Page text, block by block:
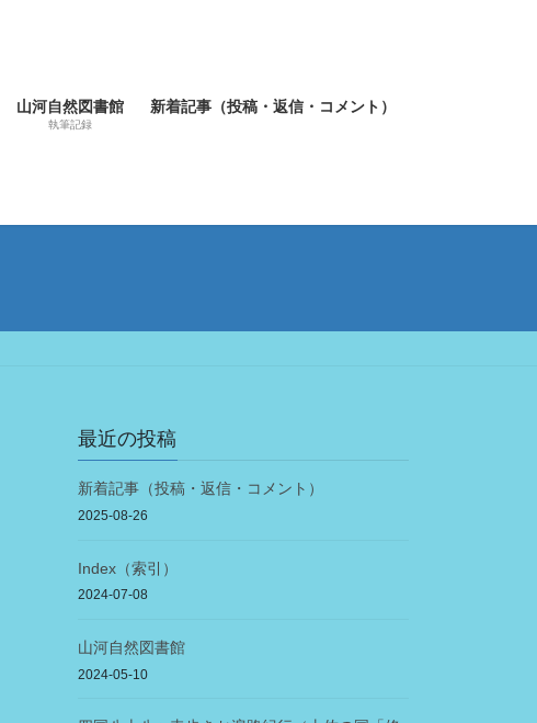
山河自然図書館
執筆記録
新着記事（投稿・返信・コメント）
最近の投稿
新着記事（投稿・返信・コメント）
2025-08-26
Index（索引）
2024-07-08
山河自然図書館
2024-05-10